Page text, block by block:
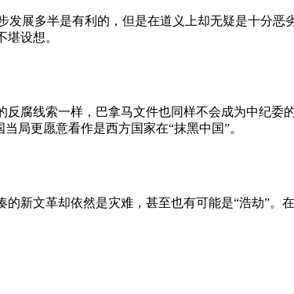
展多半是有利的，但是在道义上却无疑是十分
设想。
腐线索一样，巴拿马文件也同样不会成为中纪
局更愿意看作是西方国家在“抹黑中国”。
新文革却依然是灾难，甚至也有可能是“浩劫”